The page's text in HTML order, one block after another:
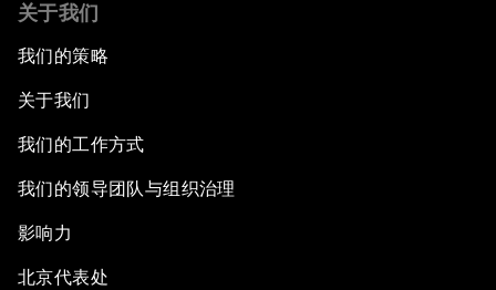
关于我们
我们的策略
关于我们
我们的工作方式
我们的领导团队与组织治理
影响力
北京代表处